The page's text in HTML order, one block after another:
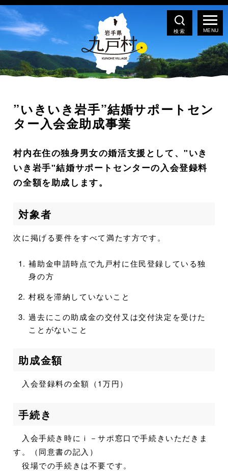
検索
”いきいき岩手”結婚サポートセン
ター入会金助成事業
村内在住の独身男女の婚活支援として、"いき
いき岩手"結婚サポートセンターの入会登録料
の全額を助成します。
対象者
次に掲げる要件をすべて満たす方です。
補助金申請時点で九戸村に住民登録している独
身の方
村税を滞納していないこと
過去にこの助成金の交付又は交付決定を受けた
ことがないこと
助成金額
入会登録料の全額（1万円）
手続き
入会手続き時にｉ－サポ窓口で手続きいただきま
す。（同意書の記入）
役場での手続きは不要です。